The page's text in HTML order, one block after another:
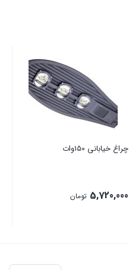
چراغ خیابانی 150وات
5,720,000 تومان